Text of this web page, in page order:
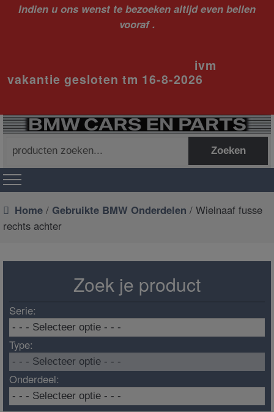
Indien u ons wenst te bezoeken altijd even bellen
vooraf .
ivm
vakantie gesloten tm 16-8-2026
naar:
Zoeken
Home / Gebruikte BMW Onderdelen / Wielnaaf fusse
rechts achter
Zoek je product
Serie:
Type:
Onderdeel: